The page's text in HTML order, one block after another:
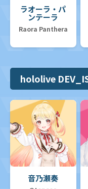
ラオーラ・パ
ンテーラ
Raora Panthera
hololive
音乃瀬奏